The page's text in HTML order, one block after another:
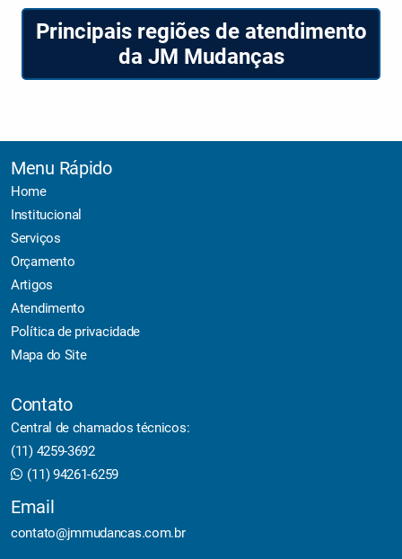
Principais regiões de atendimento
da JM Mudanças
Menu Rápido
Home
Institucional
Serviços
Orçamento
Artigos
Atendimento
Política de privacidade
Mapa do Site
Contato
Central de chamados técnicos:
(11) 4259-3692
(11) 94261-6259
Email
contato@jmmudancas.com.br